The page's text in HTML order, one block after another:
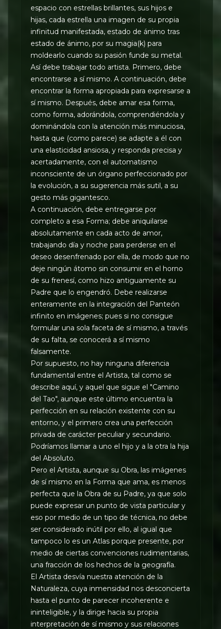
espacio con estrellas brillantes, sus hijos e
hijas, cada estrella una imagen de su propia
infinitud manifestada, estado de ánimo tras
estado de ánimo, por su magia(k) para
moldearlo cuando su pasión funde su metal.
Así debe trabajar todo artista. Primero, debe
encontrarse a sí mismo. A continuación, debe
encontrar la forma apropiada para expresarse a
sí mismo. Después, debe amar esa forma,
como forma, adorándola, comprendiéndola y
dominándola con la atención más minuciosa,
hasta que (como parece) se adapte a él con
una elasticidad ansiosa, y responda precisa y
acertadamente, con el automatismo
inconsciente de un órgano perfeccionado por
la evolución, a su sugerencia más sutil, a su
gesto más gigantesco.
A continuación, debe entregarse por
completo a esa Forma; debe aniquilarse
absolutamente en cada acto de amor,
trabajando día y noche para perderse en el
deseo desenfrenado por ella, de modo que no
deje ningún átomo sin consumir en el horno
de su frenesí, como hizo antiguamente su
Padre que lo engendró. Debe realizarse
enteramente en la integración del Panteón
infinito en imágenes; pues si no consigue
formular una sola faceta de sí mismo, a través
de su falta, se conocerá a sí mismo
falsamente.
Por supuesto, no hay ninguna diferencia
fundamental entre el Artista, tal como se
describe aquí, y aquel que sigue el "Camino
del Tao", aunque este último encuentra la
perfección en su relación existente con su
entorno, y el primero crea una perfección
privada de carácter peculiar y secundario.
Podríamos llamar a uno el hijo y a la otra la hija
del Absoluto.
Pero el Artista, aunque su Obra, las imágenes
de sí mismo en la Forma que ama, es menos
perfecta que la Obra de su Padre, ya que solo
puede expresar un punto de vista particular y
eso por medio de un tipo de técnica, no debe
ser considerado inútil por ello, al igual que
tampoco lo es un Atlas porque presente, por
medio de ciertas convenciones rudimentarias,
una fracción de los hechos de la geografía.
El Artista desvía nuestra atención de la
Naturaleza, cuya inmensidad nos desconcierta
hasta el punto de parecer incoherente e
ininteligible, y la dirige hacia su propia
interpretación de sí mismo y sus relaciones